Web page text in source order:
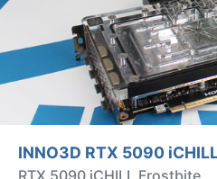
INNO3D RTX 5090
RTX 5090 iCHILL Frostbite